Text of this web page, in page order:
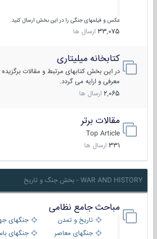
عکس و فیلمهای جنگی را در این بخش ارسال کنید.
33,075 ارسال ها
کتابخانه میلیتاری
در این بخش کتابهای مرتبط و مقالات برگزیده
معرفی و ارایه می گردد.
2,065 ارسال ها
مقالات برتر
Top Article
331 ارسال ها
WAR AND HISTORY - بخش جنگ و تاریخ
مباحث جامع نظامی
تاریخ و تمدن
جنگهای
جنگهای معاصر
جنگهای